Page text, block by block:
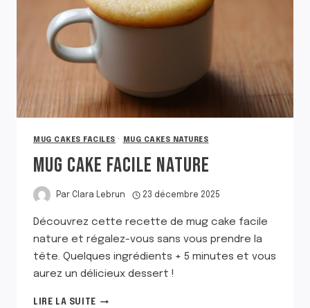
MUG CAKES FACILES · MUG CAKES NATURES
MUG CAKE FACILE NATURE
Par Clara Lebrun 23 décembre 2025
Découvrez cette recette de mug cake facile
nature et régalez-vous sans vous prendre la
tête. Quelques ingrédients + 5 minutes et vous
aurez un délicieux dessert !
LIRE LA SUITEMUG